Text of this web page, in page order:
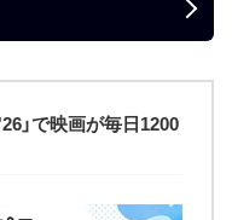
」で映画が毎日1200